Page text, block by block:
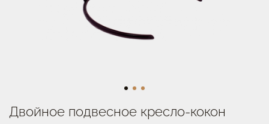
Двойное подвесное кресло-кокон